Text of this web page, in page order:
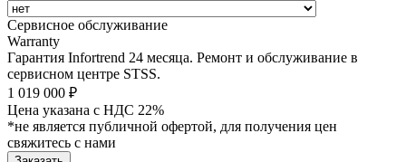
Сервисное обслуживание
Warranty
Гарантия Infortrend 24 месяца. Ремонт и обслуживание в
сервисном центре STSS.
1 019 000 ₽
Цена указана с НДС 22%
*не является публичной офертой, для получения цен
свяжитесь с нами